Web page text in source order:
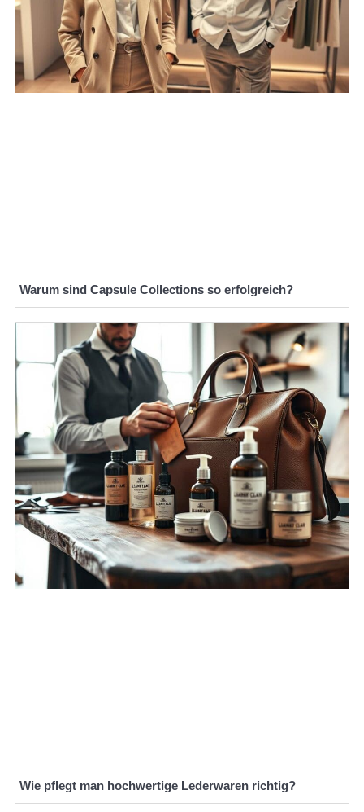
Warum sind Capsule Collections so erfolgreich?
Wie pflegt man hochwertige Lederwaren richtig?